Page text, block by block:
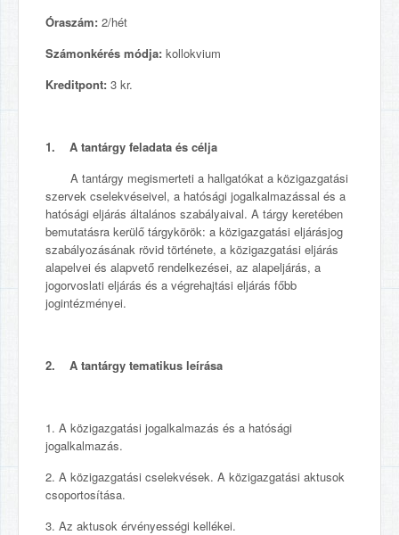
Óraszám: 2/hét
Számonkérés módja: kollokvium
Kreditpont: 3 kr.
1. A tantárgy feladata és célja
A tantárgy megismerteti a hallgatókat a közigazgatási
szervek cselekvéseivel, a hatósági jogalkalmazással és a
hatósági eljárás általános szabályaival. A tárgy keretében
bemutatásra kerülő tárgykörök: a közigazgatási eljárásjog
szabályozásának rövid története, a közigazgatási eljárás
alapelvei és alapvető rendelkezései, az alapeljárás, a
jogorvoslati eljárás és a végrehajtási eljárás főbb
jogintézményei.
2. A tantárgy tematikus leírása
1. A közigazgatási jogalkalmazás és a hatósági
jogalkalmazás.
2. A közigazgatási cselekvések. A közigazgatási aktusok
csoportosítása.
3. Az aktusok érvényességi kellékei.